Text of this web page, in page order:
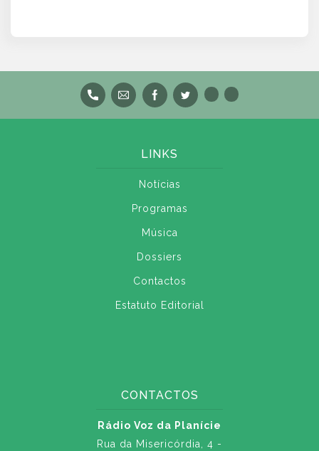
LINKS
Notícias
Programas
Música
Dossiers
Contactos
Estatuto Editorial
CONTACTOS
Rádio Voz da Planície
Rua da Misericórdia, 4 -